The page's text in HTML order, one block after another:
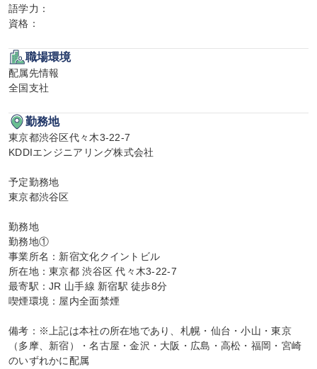
語学力：
資格：
職場環境
配属先情報
全国支社
勤務地
東京都渋谷区代々木3-22-7
KDDIエンジニアリング株式会社
予定勤務地
東京都渋谷区
勤務地
勤務地①
事業所名：新宿文化クイントビル
所在地：東京都 渋谷区 代々木3-22-7
最寄駅：JR 山手線 新宿駅 徒歩8分
喫煙環境：屋内全面禁煙
備考：※上記は本社の所在地であり、札幌・仙台・小山・東京
（多摩、新宿）・名古屋・金沢・大阪・広島・高松・福岡・宮崎
のいずれかに配属